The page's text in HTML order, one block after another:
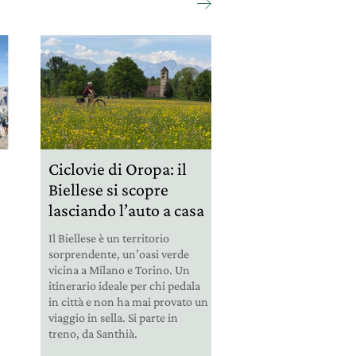
Ciclovie di Oropa: il
Biellese si scopre
lasciando l’auto a casa
Il Biellese è un territorio
sorprendente, un’oasi verde
vicina a Milano e Torino. Un
itinerario ideale per chi pedala
in città e non ha mai provato un
viaggio in sella. Si parte in
treno, da Santhià.